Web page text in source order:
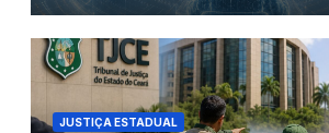
JUSTIÇA ESTADUAL